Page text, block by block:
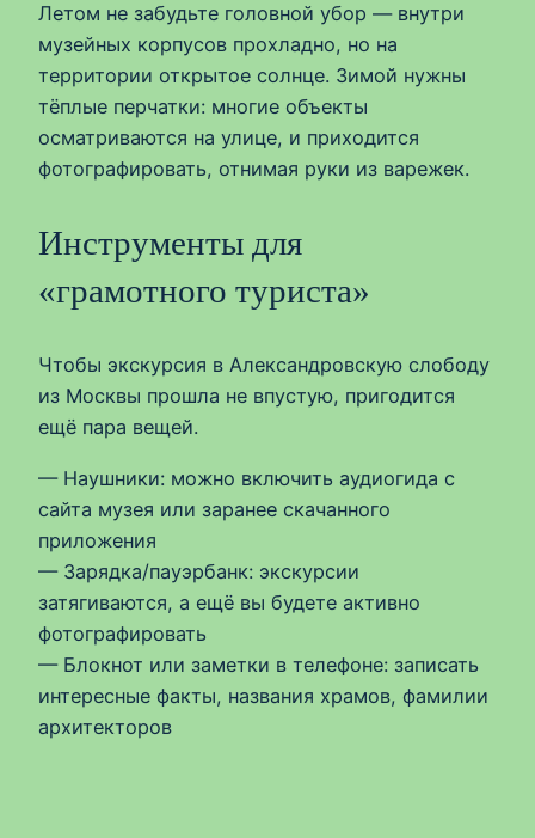
Летом не забудьте головной убор — внутри
музейных корпусов прохладно, но на
территории открытое солнце. Зимой нужны
тёплые перчатки: многие объекты
осматриваются на улице, и приходится
фотографировать, отнимая руки из варежек.
Инструменты для
«грамотного туриста»
Чтобы экскурсия в Александровскую слободу
из Москвы прошла не впустую, пригодится
ещё пара вещей.
— Наушники: можно включить аудиогида с
сайта музея или заранее скачанного
приложения
— Зарядка/пауэрбанк: экскурсии
затягиваются, а ещё вы будете активно
фотографировать
— Блокнот или заметки в телефоне: записать
интересные факты, названия храмов, фамилии
архитекторов